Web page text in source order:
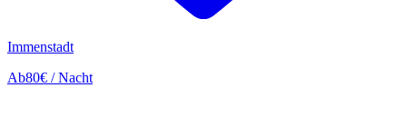
Immenstadt
Ab80€ / Nacht